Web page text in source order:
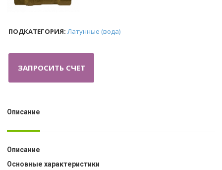
ПОДКАТЕГОРИЯ: Латунные (вода)
ЗАПРОСИТЬ СЧЕТ
Описание
Описание
Основные характеристики